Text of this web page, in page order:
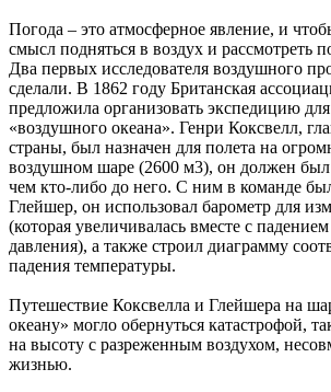
Погода – это атмосферное явление, и
смысл подняться в воздух и рассмотреть
Два первых исследователя воздушного
сделали. В 1862 году Британская
предложила организовать экспедицию
«воздушного океана». Генри Коксвелл,
страны, был назначен для полета на
воздушном шаре (2600 м3), он должен
чем кто-либо до него. С ним в команде
Глейшер, он использовал барометр для
(которая увеличивалась вместе с
давления), а также строил диаграмму
падения температуры.
Путешествие Коксвелла и Глейшера на
океану» могло обернуться катастрофой,
на высоту с разреженным воздухом,
жизнью.